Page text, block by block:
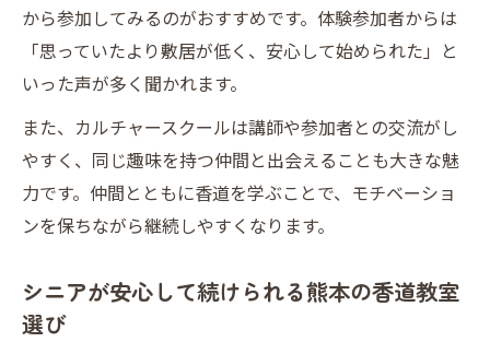
から参加してみるのがおすすめです。体験参加者からは
「思っていたより敷居が低く、安心して始められた」と
いった声が多く聞かれます。
また、カルチャースクールは講師や参加者との交流がし
やすく、同じ趣味を持つ仲間と出会えることも大きな魅
力です。仲間とともに香道を学ぶことで、モチベーショ
ンを保ちながら継続しやすくなります。
シニアが安心して続けられる熊本の香道教室
選び